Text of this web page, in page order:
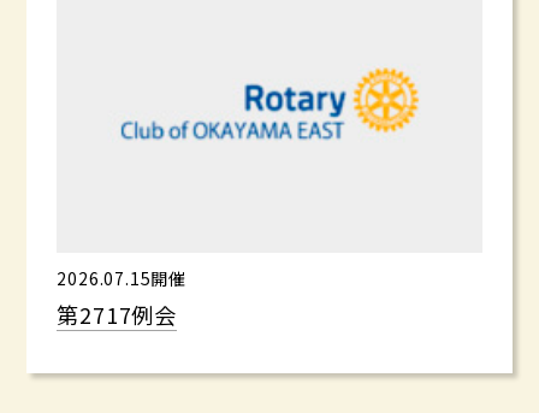
2026.07.15開催
第2717例会